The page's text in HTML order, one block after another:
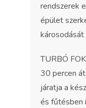
rendszerek
épület
károsodását
TURBÓ
30 percen
járatja a
és fűtésben